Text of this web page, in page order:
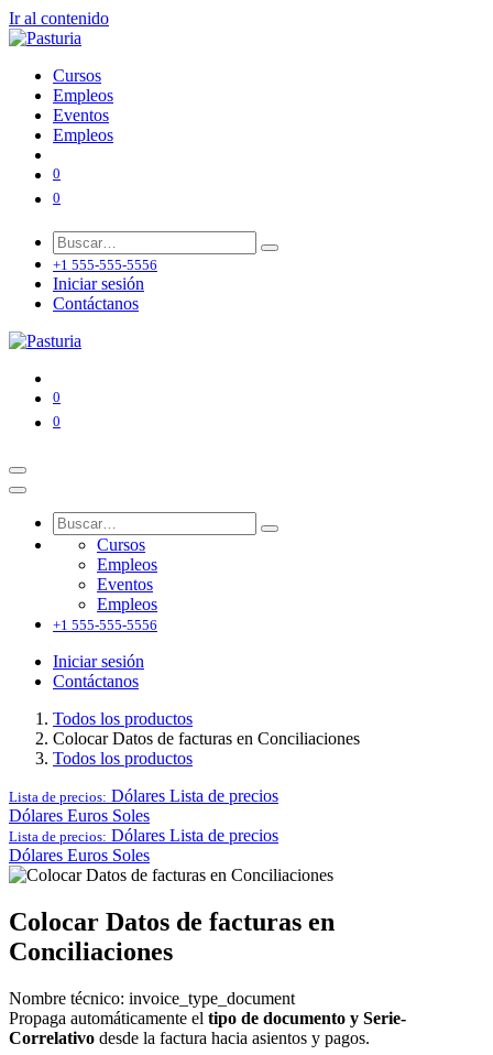
Ir al contenido
Cursos
Empleos
Eventos
Empleos
0
0
+1 555-555-5556
Iniciar sesión
Contáctanos
0
0
Cursos
Empleos
Eventos
Empleos
+1 555-555-5556
Iniciar sesión
Contáctanos
Todos los productos
Colocar Datos de facturas en Conciliaciones
Todos los productos
Lista de precios: Dólares Lista de precios
Dólares Euros Soles
Lista de precios: Dólares Lista de precios
Dólares Euros Soles
Colocar Datos de facturas en
Conciliaciones
Nombre técnico: invoice_type_document
Propaga automáticamente el tipo de documento y Serie-
Correlativo desde la factura hacia asientos y pagos.